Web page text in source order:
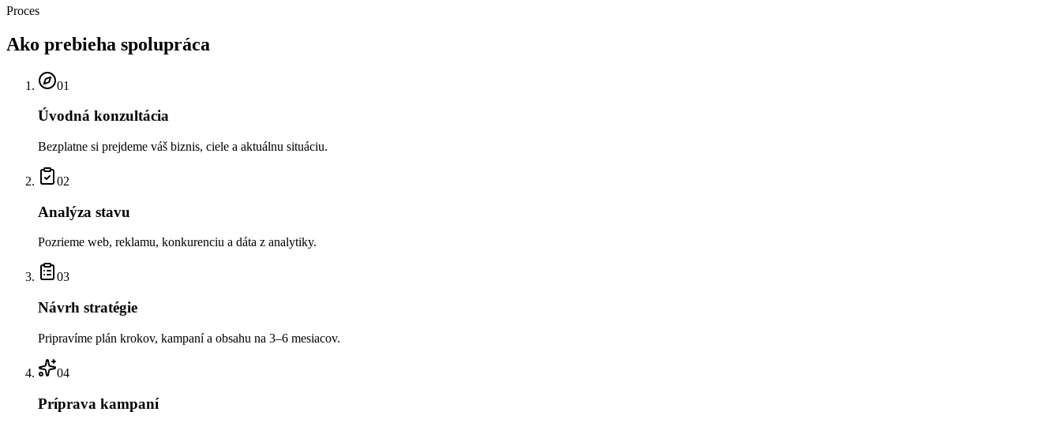
Proces
Ako prebieha spolupráca
01
Úvodná konzultácia
Bezplatne si prejdeme váš biznis, ciele a aktuálnu situáciu.
02
Analýza stavu
Pozrieme web, reklamu, konkurenciu a dáta z analytiky.
03
Návrh stratégie
Pripravíme plán krokov, kampaní a obsahu na 3–6 mesiacov.
04
Príprava kampaní